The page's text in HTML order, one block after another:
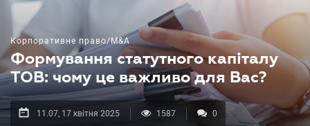
Корпоративне право/M&A
Формування статутного капіталу
ТОВ: чому це важливо для Вас?
11.07, 17 квітня 2025 1587 0